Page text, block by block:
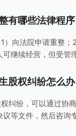
有哪些法律程序
）向法院申请重整
继续经营，但受管
股权纠纷怎么办
纠纷，可以通过协
等文件，然后咨询